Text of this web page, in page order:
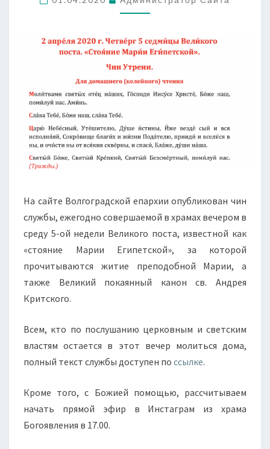
ЧТЕНИЯ
На сайте Волгоградской епархии опубликован чин
службы, ежегодно совершаемой в храмах вечером в
среду 5-ой недели Великого поста, известной как
«стояние Марии Египетской», за которой
прочитываются житие преподобной Марии, а
также Великий покаянный канон св. Андрея
Критского.
Всем, кто по послушанию церковным и светским
властям остается в этот вечер молиться дома,
полный текст службы доступен по ссылке.
Кроме того, с Божией помощью, рассчитываем
начать прямой эфир в Инстаграм из храма
Богоявления в 17.00.